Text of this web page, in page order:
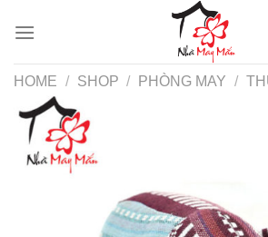
HOME / SHOP / PHÒNG MAY /